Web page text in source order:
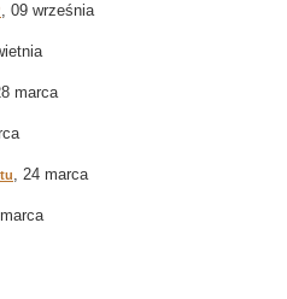
, 09 września
marca
, 24 marca